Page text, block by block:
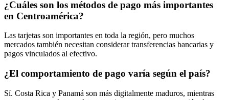
¿Cuáles son los métodos de pago más importantes
en Centroamérica?
Las tarjetas son importantes en toda la región, pero muchos
mercados también necesitan considerar transferencias bancarias y
pagos vinculados al efectivo.
¿El comportamiento de pago varía según el país?
Sí. Costa Rica y Panamá son más digitalmente maduros, mientras